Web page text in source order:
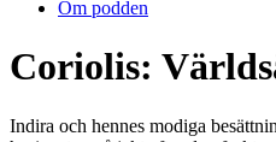
Om podden
Coriolis:
Indira och hennes modiga